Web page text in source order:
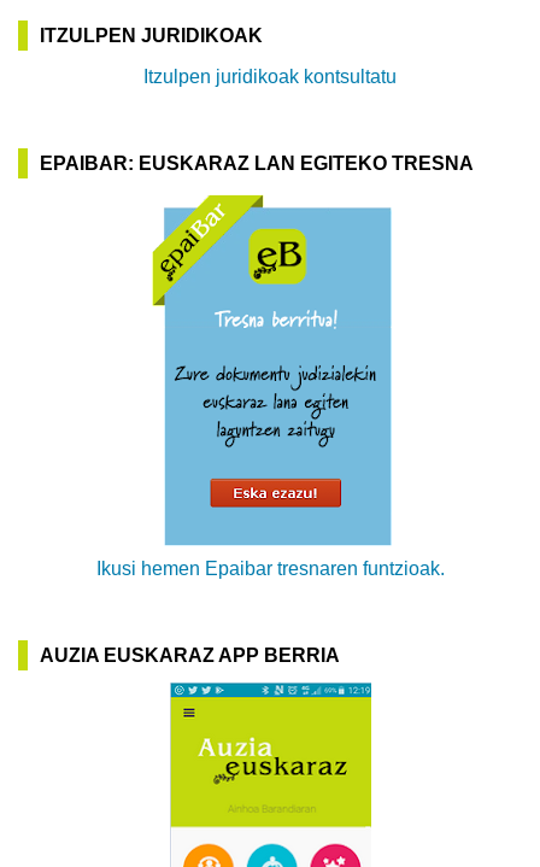
ITZULPEN JURIDIKOAK
Itzulpen juridikoak kontsultatu
EPAIBAR: EUSKARAZ LAN EGITEKO TRESNA
Ikusi hemen Epaibar tresnaren funtzioak.
AUZIA EUSKARAZ APP BERRIA